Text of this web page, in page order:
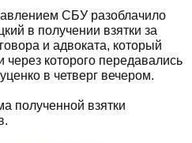
СБУ разоблачило
в получении взятки за
и адвоката, который
через которого передавались
в четверг вечером.
полученной взятки